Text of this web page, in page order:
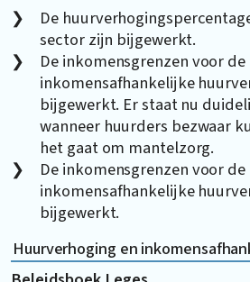
De
sector zijn bijgewerkt.
De inkomensgrenzen voor de
inkomensafhankelijke
bijgewerkt. Er staat nu
wanneer huurders bezwaar
het gaat om mantelzorg.
De inkomensgrenzen voor de
inkomensafhankelijke
bijgewerkt.
Huurverhoging en